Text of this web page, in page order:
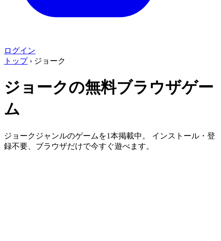
ログイン
トップ › ジョーク
ジョークの無料ブラウザゲー
ム
ジョークジャンルのゲームを1本掲載中。 インストール・登
録不要、ブラウザだけで今すぐ遊べます。